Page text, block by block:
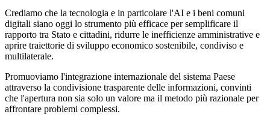
Crediamo che la tecnologia e in particolare l'AI e i beni comuni
digitali siano oggi lo strumento più efficace per semplificare il
rapporto tra Stato e cittadini, ridurre le inefficienze amministrative e
aprire traiettorie di sviluppo economico sostenibile, condiviso e
multilaterale.
Promuoviamo l'integrazione internazionale del sistema Paese
attraverso la condivisione trasparente delle informazioni, convinti
che l'apertura non sia solo un valore ma il metodo più razionale per
affrontare problemi complessi.